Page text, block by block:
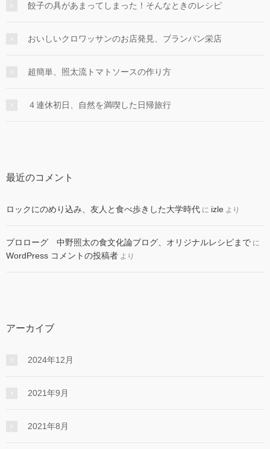
餃子の具があまってしまった！そんなときのレシピ
おいしいクロワッサンのお店発見、ブランパン栄店
超簡単、照太流トマトソースの作り方
４連休初日、自然を満喫した日帰旅行
最近のコメント
ロックにのめり込み、友人と食べ歩きした大学時代 に izle より
プロローグ 中野照太の食文化論ブログ、オリジナルレシピまで に
WordPress コメントの投稿者 より
アーカイブ
2024年12月
2021年9月
2021年8月